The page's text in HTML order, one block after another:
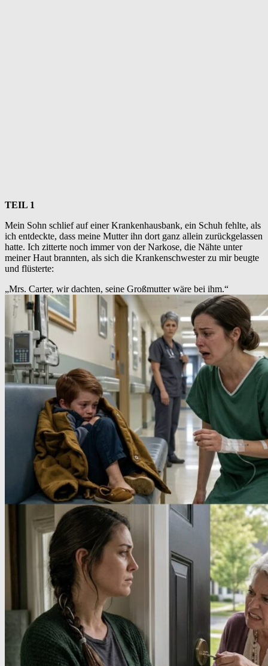
TEIL 1
Mein Sohn schlief auf einer Krankenhausbank, ein Schuh fehlte, als
ich entdeckte, dass meine Mutter ihn dort ganz allein zurückgelassen
hatte. Ich zitterte noch immer von der Narkose, die Nähte unter
meiner Haut brannten, als sich die Krankenschwester zu mir beugte
und flüsterte:
„Mrs. Carter, wir dachten, seine Großmutter wäre bei ihm.“